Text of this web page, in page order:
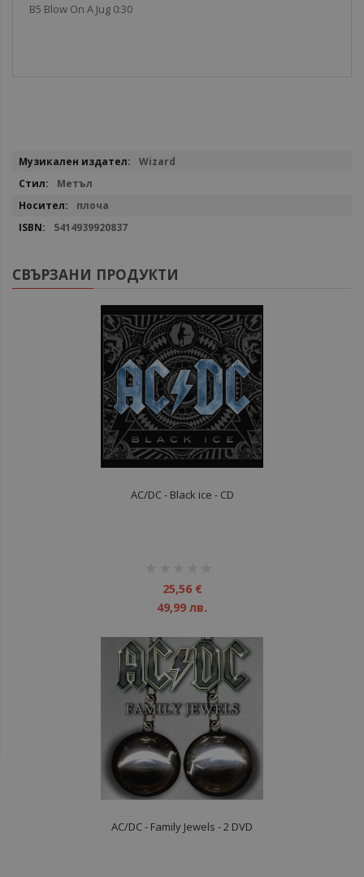
B5 Blow On A Jug 0:30
Повече
Wizard
Метъл
плоча
5414939920837
СВЪРЗАНИ ПРОДУКТИ
AC/DC - Black ice - CD
25,56 €
49,99 лв.
AC/DC - Family Jewels - 2 DVD